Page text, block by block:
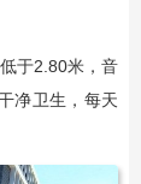
于2.80米，音
净卫生，每天